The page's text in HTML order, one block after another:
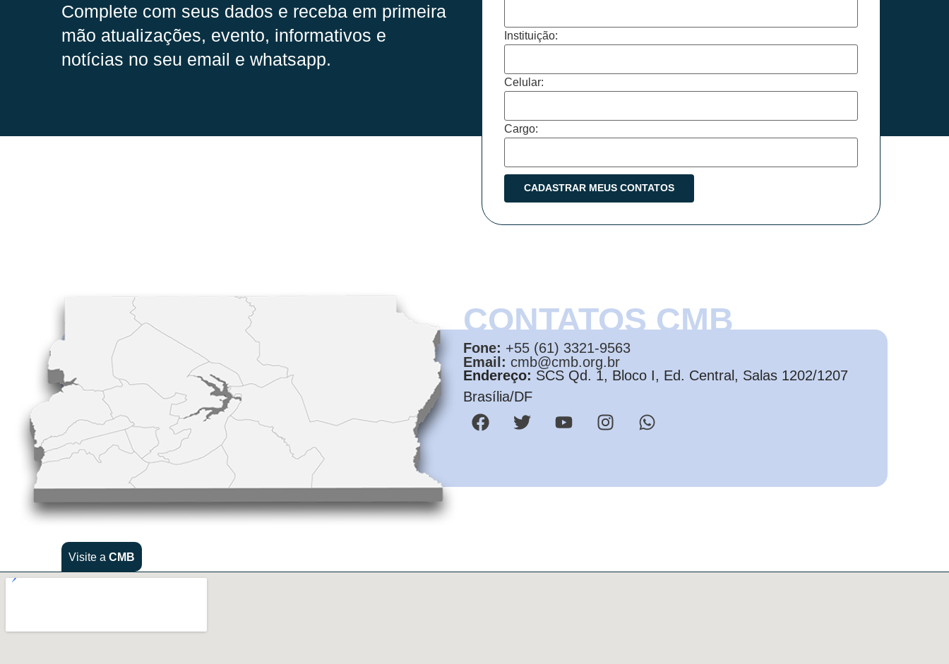
Complete com seus dados e receba em primeira
mão atualizações, evento, informativos e
notícias no seu email e whatsapp.
Instituição:
Celular:
Cargo:
CONTATOS CMB
Fone: +55 (61) 3321-9563
Email: cmb@cmb.org.br
Endereço: SCS Qd. 1, Bloco I, Ed. Central, Salas 1202/1207
Brasília/DF
Visite a CMB